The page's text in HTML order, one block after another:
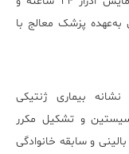
به‌عهده پزشک معالج با
بیماری ژنتیکی
و تشکیل مکرر
و سابقه خانوادگی